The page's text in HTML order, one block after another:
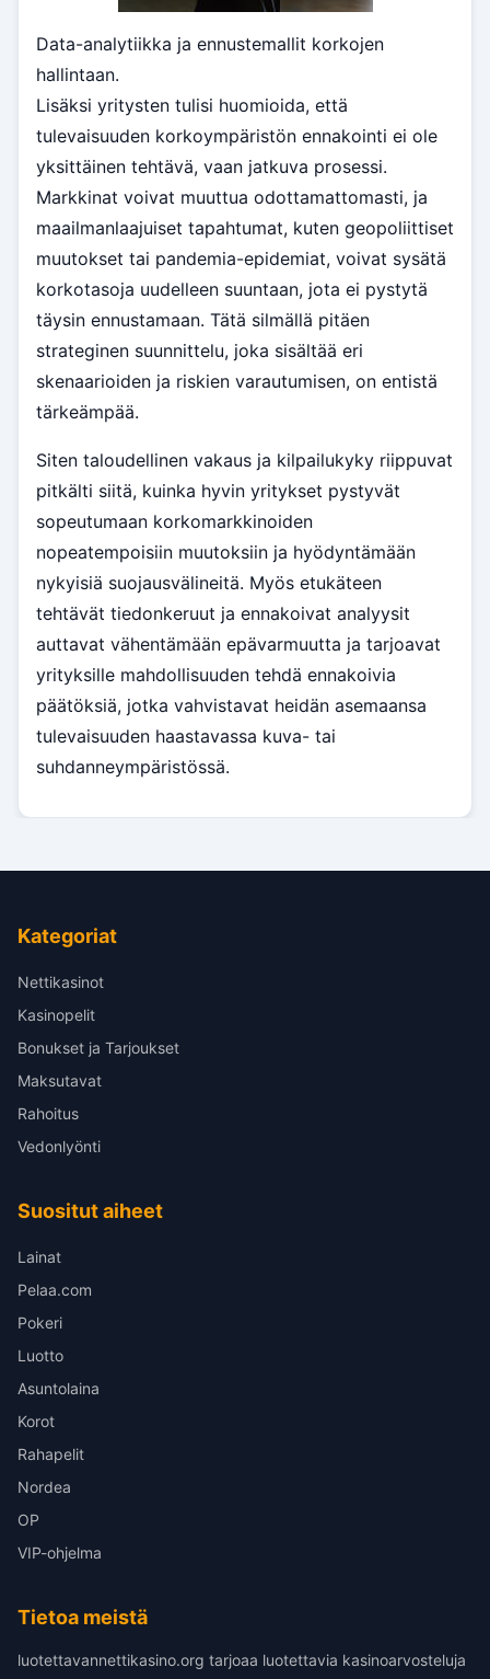
Data-analytiikka ja ennustemallit korkojen
hallintaan.
Lisäksi yritysten tulisi huomioida, että
tulevaisuuden korkoympäristön ennakointi ei ole
yksittäinen tehtävä, vaan jatkuva prosessi.
Markkinat voivat muuttua odottamattomasti, ja
maailmanlaajuiset tapahtumat, kuten geopoliittiset
muutokset tai pandemia-epidemiat, voivat sysätä
korkotasoja uudelleen suuntaan, jota ei pystytä
täysin ennustamaan. Tätä silmällä pitäen
strateginen suunnittelu, joka sisältää eri
skenaarioiden ja riskien varautumisen, on entistä
tärkeämpää.
Siten taloudellinen vakaus ja kilpailukyky riippuvat
pitkälti siitä, kuinka hyvin yritykset pystyvät
sopeutumaan korkomarkkinoiden
nopeatempoisiin muutoksiin ja hyödyntämään
nykyisiä suojausvälineitä. Myös etukäteen
tehtävät tiedonkeruut ja ennakoivat analyysit
auttavat vähentämään epävarmuutta ja tarjoavat
yrityksille mahdollisuuden tehdä ennakoivia
päätöksiä, jotka vahvistavat heidän asemaansa
tulevaisuuden haastavassa kuva- tai
suhdanneympäristössä.
Kategoriat
Nettikasinot
Kasinopelit
Bonukset ja Tarjoukset
Maksutavat
Rahoitus
Vedonlyönti
Suositut aiheet
Lainat
Pelaa.com
Pokeri
Luotto
Asuntolaina
Korot
Rahapelit
Nordea
OP
VIP-ohjelma
Tietoa meistä
luotettavannettikasino.org tarjoaa luotettavia kasinoarvosteluja